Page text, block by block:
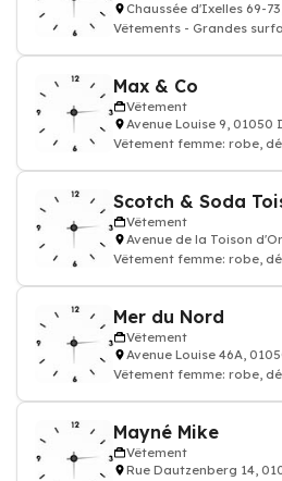
Chaussée d'Ixelles 69-
Vêtements - Grandes
Max & Co
Vêtement
Avenue Louise 9, 01050
Vêtement femme: robe,
Scotch & Soda
Vêtement
Avenue de la Toison
Vêtement femme: robe,
Mer du Nord
Vêtement
Avenue Louise 46A,
Vêtement femme: robe,
Mayné Mike
Vêtement
Rue Dautzenberg 14,